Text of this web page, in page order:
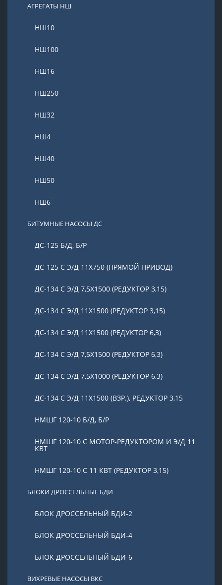
АГРЕГАТЫ НШ
НШ10
НШ100
НШ16
НШ250
НШ32
НШ4
НШ40
НШ50
НШ6
БИТУМНЫЕ НАСОСЫ ДС
ДС-125 Б/Д, Б/Р
ДС-125 С Э/Д 11Х750 (ПРЯМОЙ ПРИВОД)
ДС-134 С Э/Д 7,5Х1500 (РЕДУКТОР 3,15)
ДС-134 С Э/Д 11Х1500 (РЕДУКТОР 3,15)
ДС-134 С Э/Д 11Х1500 (РЕДУКТОР 6,3)
ДС-134 С Э/Д 7,5Х1500 (РЕДУКТОР 6,3)
ДС-134 С Э/Д 7,5Х1000 (РЕДУКТОР 6,3)
ДС-134 С Э/Д 11Х1500 (ВЗР.), РЕДУКТОР 3,15
НМШГ 120-10 Б/Д, Б/Р
НМШГ 120-10 С МОТОР-РЕДУКТОРОМ И Э/Д 11
КВТ
НМШГ 120-10 С 11 КВТ (РЕДУКТОР 3,15)
БЛОКИ ДРОССЕЛЬНЫЕ БДИ
БЛОК ДРОССЕЛЬНЫЙ БДИ-2
БЛОК ДРОССЕЛЬНЫЙ БДИ-4
БЛОК ДРОССЕЛЬНЫЙ БДИ-6
ВИХРЕВЫЕ НАСОСЫ ВКС